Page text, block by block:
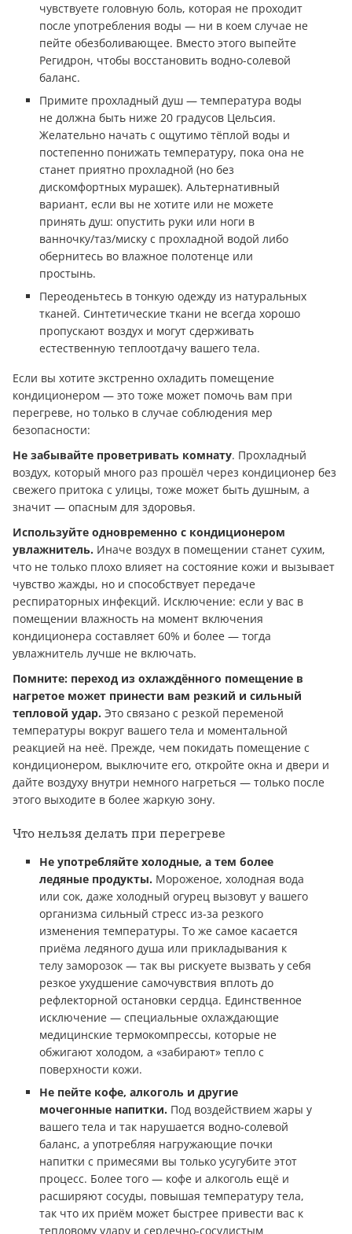
чувствуете головную боль, которая не проходит
после употребления воды — ни в коем случае не
пейте обезболивающее. Вместо этого выпейте
Регидрон, чтобы восстановить водно-солевой
баланс.
Примите прохладный душ — температура воды
не должна быть ниже 20 градусов Цельсия.
Желательно начать с ощутимо тёплой воды и
постепенно понижать температуру, пока она не
станет приятно прохладной (но без
дискомфортных мурашек). Альтернативный
вариант, если вы не хотите или не можете
принять душ: опустить руки или ноги в
ванночку/таз/миску с прохладной водой либо
обернитесь во влажное полотенце или
простынь.
Переоденьтесь в тонкую одежду из натуральных
тканей. Синтетические ткани не всегда хорошо
пропускают воздух и могут сдерживать
естественную теплоотдачу вашего тела.
Если вы хотите экстренно охладить помещение
кондиционером — это тоже может помочь вам при
перегреве, но только в случае соблюдения мер
безопасности:
Не забывайте проветривать комнату. Прохладный
воздух, который много раз прошёл через кондиционер без
свежего притока с улицы, тоже может быть душным, а
значит — опасным для здоровья.
Используйте одновременно с кондиционером
увлажнитель. Иначе воздух в помещении станет сухим,
что не только плохо влияет на состояние кожи и вызывает
чувство жажды, но и способствует передаче
респираторных инфекций. Исключение: если у вас в
помещении влажность на момент включения
кондиционера составляет 60% и более — тогда
увлажнитель лучше не включать.
Помните: переход из охлаждённого помещение в
нагретое может принести вам резкий и сильный
тепловой удар. Это связано с резкой переменой
температуры вокруг вашего тела и моментальной
реакцией на неё. Прежде, чем покидать помещение с
кондиционером, выключите его, откройте окна и двери и
дайте воздуху внутри немного нагреться — только после
этого выходите в более жаркую зону.
Что нельзя делать при перегреве
Не употребляйте холодные, а тем более
ледяные продукты. Мороженое, холодная вода
или сок, даже холодный огурец вызовут у вашего
организма сильный стресс из-за резкого
изменения температуры. То же самое касается
приёма ледяного душа или прикладывания к
телу заморозок — так вы рискуете вызвать у себя
резкое ухудшение самочувствия вплоть до
рефлекторной остановки сердца. Единственное
исключение — специальные охлаждающие
медицинские термокомпрессы, которые не
обжигают холодом, а «забирают» тепло с
поверхности кожи.
Не пейте кофе, алкоголь и другие
мочегонные напитки. Под воздействием жары у
вашего тела и так нарушается водно-солевой
баланс, а употребляя нагружающие почки
напитки с примесями вы только усугубите этот
процесс. Более того — кофе и алкоголь ещё и
расширяют сосуды, повышая температуру тела,
так что их приём может быстрее привести вас к
тепловому удару и сердечно-сосудистым